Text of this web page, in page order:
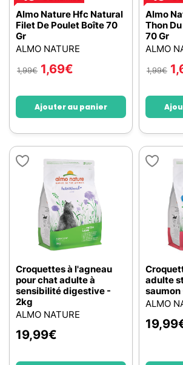
Almo Nature Hfc Natural
Filet De Poulet Boîte 70
Gr
ALMO NATURE
1,99€ 1,69€
Ajouter au panier
Almo
Thon
70 Gr
ALMO
1,99€
Croquettes à l'agneau
pour chat adulte à
sensibilité digestive -
2kg
ALMO NATURE
19,99€
adulte
saumon
ALMO
19,99